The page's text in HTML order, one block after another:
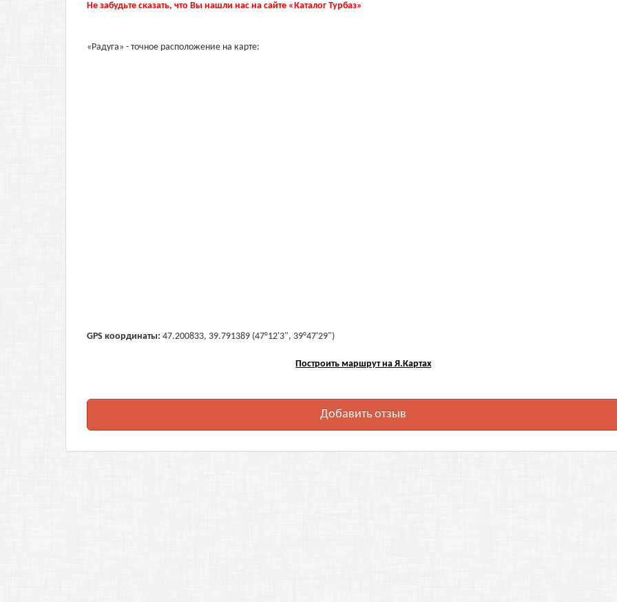
Не забудьте сказать, что Вы нашли нас на сайте «Каталог Турбаз»
«Радуга» - точное расположение на карте:
GPS координаты: 47.200833, 39.791389 (47°12'3", 39°47'29")
Построить маршрут на Я.Картах
Добавить отзыв